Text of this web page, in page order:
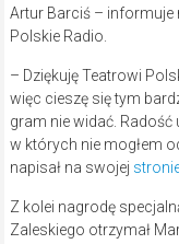
Artur Barciś – informuje
Polskie Radio.
– Dziękuję Teatrowi
więc cieszę się tym
gram nie widać. Radość
w których nie mogłem
napisał na swojej
Z kolei nagrodę
Zaleskiego otrzymał